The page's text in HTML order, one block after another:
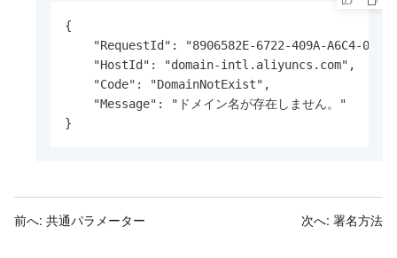
{
"RequestId": "8906582E-6722-409A-A6C4-
    "HostId": "domain-intl.aliyuncs.com",
    "Code": "DomainNotExist",
    "Message": "ドメイン名が存在しません。"
}
前へ: 共通パラメーター 次へ: 署名方法